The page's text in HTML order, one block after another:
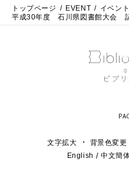
トップページ EVENT イベント
平成30年度 石川県図書館大会
English 中文簡
文字拡大 ・ 背景色変更